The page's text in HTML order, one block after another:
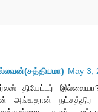
May 3,
தியேட்டர் இல்லையா?
அங்கதான் நட்சத்திர